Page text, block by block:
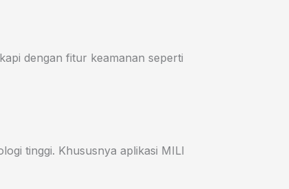
dengan fitur keamanan seperti
tinggi. Khususnya aplikasi MILI